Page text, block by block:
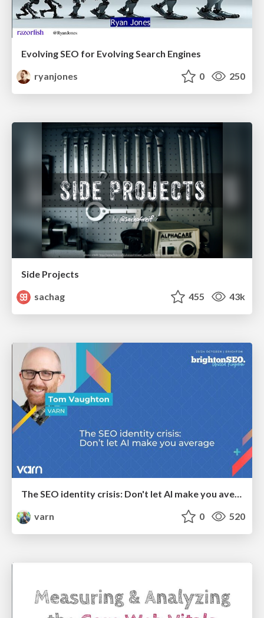
Evolving SEO for Evolving Search Engines
ryanjones
0 250
Side Projects
sachag
455 43k
The SEO identity crisis: Don't let AI make you average
varn
0 520